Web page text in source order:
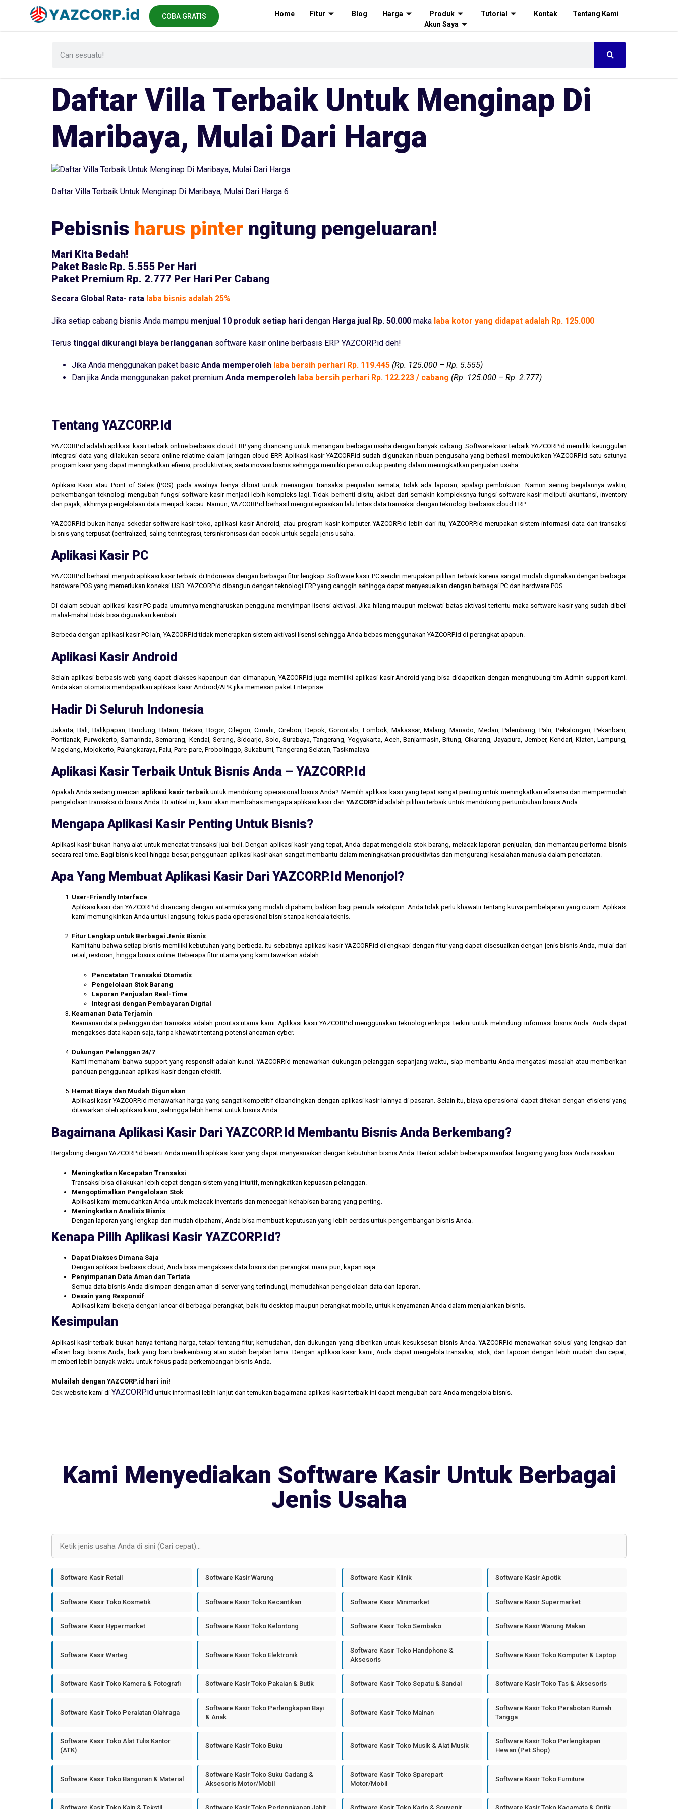
COBA GRATIS Home Fitur Blog Harga Produk Tutorial Kontak
Tentang Kami
Akun Saya
Daftar Villa Terbaik Untuk Menginap Di
Maribaya, Mulai Dari Harga
Daftar Villa Terbaik Untuk Menginap Di Maribaya, Mulai Dari Harga 6
Pebisnis harus pinter ngitung pengeluaran!
Mari Kita Bedah!
Paket Basic Rp. 5.555 Per Hari
Paket Premium Rp. 2.777 Per Hari Per Cabang
Secara Global Rata- rata laba bisnis adalah 25%
Jika setiap cabang bisnis Anda mampu menjual 10 produk setiap hari dengan Harga jual Rp. 50.000 maka laba kotor yang didapat adalah Rp. 125.000
Terus tinggal dikurangi biaya berlangganan software kasir online berbasis ERP YAZCORP.id deh!
Jika Anda menggunakan paket basic Anda memperoleh laba bersih perhari Rp. 119.445 (Rp. 125.000 – Rp. 5.555)
Dan jika Anda menggunakan paket premium Anda memperoleh laba bersih perhari Rp. 122.223 / cabang (Rp. 125.000 – Rp. 2.777)
Tentang YAZCORP.id
YAZCORP.id adalah aplikasi kasir terbaik online berbasis cloud ERP yang dirancang untuk menangani berbagai usaha dengan banyak cabang. Software kasir terbaik YAZCORP.id memiliki keunggulan
integrasi data yang dilakukan secara online relatime dalam jaringan cloud ERP. Aplikasi kasir YAZCORP.id sudah digunakan ribuan pengusaha yang berhasil membuktikan YAZCORP.id satu-satunya
program kasir yang dapat meningkatkan efiensi, produktivitas, serta inovasi bisnis sehingga memiliki peran cukup penting dalam meningkatkan penjualan usaha.
Aplikasi Kasir atau Point of Sales (POS) pada awalnya hanya dibuat untuk menangani transaksi penjualan semata, tidak ada laporan, apalagi pembukuan. Namun seiring berjalannya waktu,
perkembangan teknologi mengubah fungsi software kasir menjadi lebih kompleks lagi. Tidak berhenti disitu, akibat dari semakin kompleksnya fungsi software kasir meliputi akuntansi, inventory
dan pajak, akhirnya pengelolaan data menjadi kacau. Namun, YAZCORP.id berhasil mengintegrasikan lalu lintas data transaksi dengan teknologi berbasis cloud ERP.
YAZCORP.id bukan hanya sekedar software kasir toko, aplikasi kasir Android, atau program kasir komputer. YAZCORP.id lebih dari itu, YAZCORP.id merupakan sistem informasi data dan transaksi
bisnis yang terpusat (centralized, saling terintegrasi, tersinkronisasi dan cocok untuk segala jenis usaha.
Aplikasi Kasir PC
YAZCORP.id berhasil menjadi aplikasi kasir terbaik di Indonesia dengan berbagai fitur lengkap. Software kasir PC sendiri merupakan pilihan terbaik karena sangat mudah digunakan dengan berbagai
hardware POS yang memerlukan koneksi USB. YAZCORP.id dibangun dengan teknologi ERP yang canggih sehingga dapat menyesuaikan dengan berbagai PC dan hardware POS.
Di dalam sebuah aplikasi kasir PC pada umumnya mengharuskan pengguna menyimpan lisensi aktivasi. Jika hilang maupun melewati batas aktivasi tertentu maka software kasir yang sudah dibeli
mahal-mahal tidak bisa digunakan kembali.
Berbeda dengan aplikasi kasir PC lain, YAZCORP.id tidak menerapkan sistem aktivasi lisensi sehingga Anda bebas menggunakan YAZCORP.id di perangkat apapun.
Aplikasi Kasir Android
Selain aplikasi berbasis web yang dapat diakses kapanpun dan dimanapun, YAZCORP.id juga memiliki aplikasi kasir Android yang bisa didapatkan dengan menghubungi tim Admin support kami.
Anda akan otomatis mendapatkan aplikasi kasir Android/APK jika memesan paket Enterprise.
Hadir Di Seluruh Indonesia
Jakarta, Bali, Balikpapan, Bandung, Batam, Bekasi, Bogor, Cilegon, Cimahi, Cirebon, Depok, Gorontalo, Lombok, Makassar, Malang, Manado, Medan, Palembang, Palu, Pekalongan, Pekanbaru,
Pontianak, Purwokerto, Samarinda, Semarang, Kendal, Serang, Sidoarjo, Solo, Surabaya, Tangerang, Yogyakarta, Aceh, Banjarmasin, Bitung, Cikarang, Jayapura, Jember, Kendari, Klaten, Lampung,
Magelang, Mojokerto, Palangkaraya, Palu, Pare-pare, Probolinggo, Sukabumi, Tangerang Selatan, Tasikmalaya
Aplikasi Kasir Terbaik Untuk Bisnis Anda – YAZCORP.id
Apakah Anda sedang mencari aplikasi kasir terbaikuntuk mendukung operasional bisnis Anda? Memilih aplikasi kasir yang tepat sangat penting untuk meningkatkan efisiensi dan mempermudah
pengelolaan transaksi di bisnis Anda. Di artikel ini, kami akan membahas mengapa aplikasi kasir dari YAZCORP.id adalah pilihan terbaik untuk mendukung pertumbuhan bisnis Anda.
Mengapa Aplikasi Kasir Penting Untuk Bisnis?
Aplikasi kasir bukan hanya alat untuk mencatat transaksi jual beli. Dengan aplikasi kasir yang tepat, Anda dapat mengelola stok barang, melacak laporan penjualan, dan memantau performa bisnis
secara real-time. Bagi bisnis kecil hingga besar, penggunaan aplikasi kasir akan sangat membantu dalam meningkatkan produktivitas dan mengurangi kesalahan manusia dalam pencatatan.
Apa Yang Membuat Aplikasi Kasir Dari YAZCORP.id Menonjol?
User-Friendly Interface
Aplikasi kasir dari YAZCORP.id dirancang dengan antarmuka yang mudah dipahami, bahkan bagi pemula sekalipun. Anda tidak perlu khawatir tentang kurva pembelajaran yang curam. Aplikasi
kami memungkinkan Anda untuk langsung fokus pada operasional bisnis tanpa kendala teknis.
Fitur Lengkap untuk Berbagai Jenis Bisnis
Kami tahu bahwa setiap bisnis memiliki kebutuhan yang berbeda. Itu sebabnya aplikasi kasir YAZCORP.id dilengkapi dengan fitur yang dapat disesuaikan dengan jenis bisnis Anda, mulai dari
retail, restoran, hingga bisnis online. Beberapa fitur utama yang kami tawarkan adalah:
Pencatatan Transaksi Otomatis
Pengelolaan Stok Barang
Laporan Penjualan Real-Time
Integrasi dengan Pembayaran Digital
Keamanan Data Terjamin
Keamanan data pelanggan dan transaksi adalah prioritas utama kami. Aplikasi kasir YAZCORP.id menggunakan teknologi enkripsi terkini untuk melindungi informasi bisnis Anda. Anda dapat
mengakses data kapan saja, tanpa khawatir tentang potensi ancaman cyber.
Dukungan Pelanggan 24/7
Kami memahami bahwa support yang responsif adalah kunci. YAZCORP.id menawarkan dukungan pelanggan sepanjang waktu, siap membantu Anda mengatasi masalah atau memberikan
panduan penggunaan aplikasi kasir dengan efektif.
Hemat Biaya dan Mudah Digunakan
Aplikasi kasir YAZCORP.id menawarkan harga yang sangat kompetitif dibandingkan dengan aplikasi kasir lainnya di pasaran. Selain itu, biaya operasional dapat ditekan dengan efisiensi yang
ditawarkan oleh aplikasi kami, sehingga lebih hemat untuk bisnis Anda.
Bagaimana Aplikasi Kasir Dari YAZCORP.id Membantu Bisnis Anda Berkembang?
Bergabung dengan YAZCORP.id berarti Anda memilih aplikasi kasir yang dapat menyesuaikan dengan kebutuhan bisnis Anda. Berikut adalah beberapa manfaat langsung yang bisa Anda rasakan:
Meningkatkan Kecepatan Transaksi
Transaksi bisa dilakukan lebih cepat dengan sistem yang intuitif, meningkatkan kepuasan pelanggan.
Mengoptimalkan Pengelolaan Stok
Aplikasi kami memudahkan Anda untuk melacak inventaris dan mencegah kehabisan barang yang penting.
Meningkatkan Analisis Bisnis
Dengan laporan yang lengkap dan mudah dipahami, Anda bisa membuat keputusan yang lebih cerdas untuk pengembangan bisnis Anda.
Kenapa Pilih Aplikasi Kasir YAZCORP.id?
Dapat Diakses Dimana Saja
Dengan aplikasi berbasis cloud, Anda bisa mengakses data bisnis dari perangkat mana pun, kapan saja.
Penyimpanan Data Aman dan Tertata
Semua data bisnis Anda disimpan dengan aman di server yang terlindungi, memudahkan pengelolaan data dan laporan.
Desain yang Responsif
Aplikasi kami bekerja dengan lancar di berbagai perangkat, baik itu desktop maupun perangkat mobile, untuk kenyamanan Anda dalam menjalankan bisnis.
Kesimpulan
Aplikasi kasir terbaik bukan hanya tentang harga, tetapi tentang fitur, kemudahan, dan dukungan yang diberikan untuk kesuksesan bisnis Anda. YAZCORP.id menawarkan solusi yang lengkap dan
efisien bagi bisnis Anda, baik yang baru berkembang atau sudah berjalan lama. Dengan aplikasi kasir kami, Anda dapat mengelola transaksi, stok, dan laporan dengan lebih mudah dan cepat,
memberi lebih banyak waktu untuk fokus pada perkembangan bisnis Anda.
Mulailah dengan YAZCORP.id hari ini!
Cek website kami di YAZCORP.id untuk informasi lebih lanjut dan temukan bagaimana aplikasi kasir terbaik ini dapat mengubah cara Anda mengelola bisnis.
Kami Menyediakan Software Kasir Untuk Berbagai
Jenis Usaha
Software Kasir Retail Software Kasir Warung Software Kasir Klinik Software Kasir Apotik
Software Kasir Toko Kosmetik Software Kasir Toko Kecantikan Software Kasir Minimarket Software Kasir Supermarket
Software Kasir Hypermarket Software Kasir Toko Kelontong Software Kasir Toko Sembako Software Kasir Warung Makan
Software Kasir Warteg Software Kasir Toko Elektronik
Software Kasir Toko Handphone &
Aksesoris
Software Kasir Toko Komputer & Laptop
Software Kasir Toko Kamera & Fotografi Software Kasir Toko Pakaian & Butik Software Kasir Toko Sepatu & Sandal Software Kasir Toko Tas & Aksesoris
Software Kasir Toko Peralatan Olahraga
Software Kasir Toko Perlengkapan Bayi
& Anak
Software Kasir Toko Mainan
Software Kasir Toko Perabotan Rumah
Tangga
Software Kasir Toko Alat Tulis Kantor
(ATK)
Software Kasir Toko Buku Software Kasir Toko Musik & Alat Musik
Software Kasir Toko Perlengkapan
Hewan (Pet Shop)
Software Kasir Toko Bangunan & Material
Software Kasir Toko Suku Cadang &
Aksesoris Motor/Mobil
Software Kasir Toko Sparepart
Motor/Mobil
Software Kasir Toko Furniture